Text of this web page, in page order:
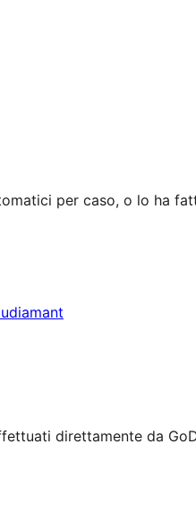
per caso, o lo ha
direttamente da